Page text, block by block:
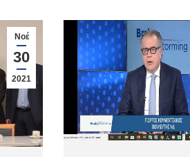
Νοέ
30
2021